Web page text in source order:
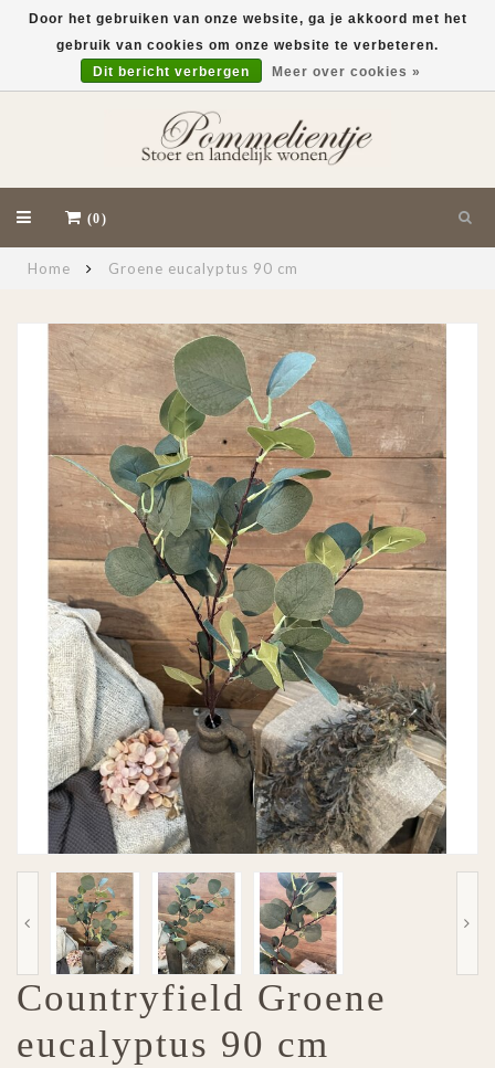
(0)
Home Groene eucalyptus 90 cm
Countryfield Groene
eucalyptus 90 cm
Door het gebruiken van onze website, ga je akkoord met het
gebruik van cookies om onze website te verbeteren.
Dit bericht verbergen
Meer over cookies »